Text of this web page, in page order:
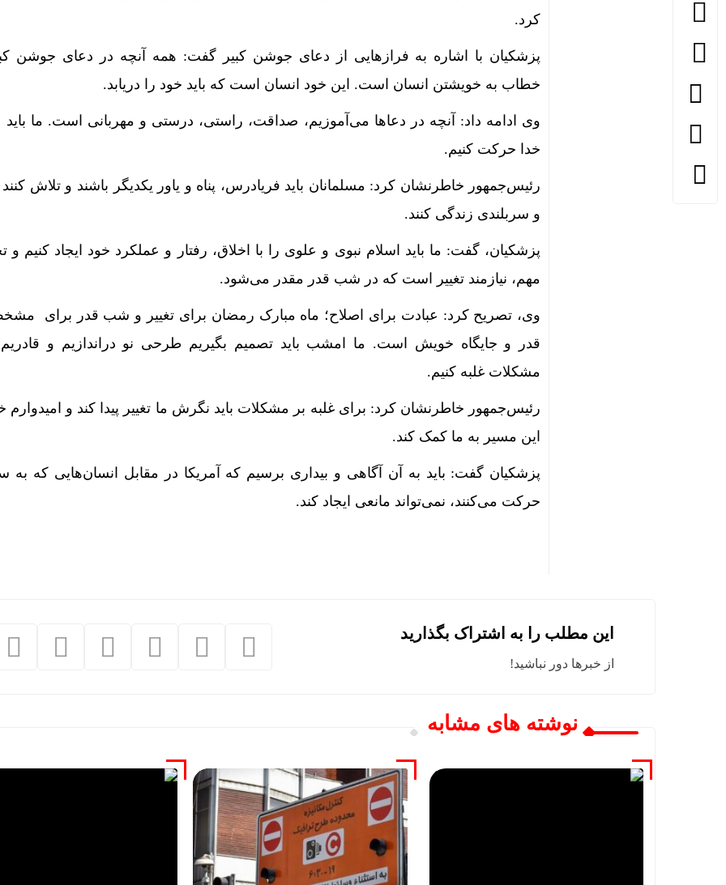
کرد.
پزشکیان با اشاره به فرازهایی از دعای جوشن کبیر گفت: همه آنچه در دعای جوشن
خطاب به خویشتن انسان است. این خود انسان است که باید خود را دریابد.
وی ادامه داد: آنچه در دعاها می‌آموزیم، صداقت، راستی، درستی و مهربانی است. ما
خدا حرکت کنیم.
رئیس‌جمهور خاطرنشان کرد: مسلمانان باید فریادرس، پناه و یاور یکدیگر باشند و تلاش
و سربلندی زندگی کنند.
پزشکیان، گفت: ما باید اسلام نبوی و علوی را با اخلاق، رفتار و عملکرد خود ایجاد کنیم و
مهم، نیازمند تغییر است که در شب قدر مقدر می‌شود.
وی، تصریح کرد: عبادت برای اصلاح؛ ماه مبارک رمضان برای تغییر و شب قدر برای
قدر و جایگاه خویش است. ما امشب باید تصمیم بگیریم طرحی نو دراندازیم و قادریم
مشکلات غلبه کنیم.
رئیس‌جمهور خاطرنشان کرد: برای غلبه بر مشکلات باید نگرش ما تغییر پیدا کند و امیدوارم
این مسیر به ما کمک کند.
پزشکیان گفت: باید به آن آگاهی و بیداری برسیم که آمریکا در مقابل انسان‌هایی که
حرکت می‌کنند، نمی‌تواند مانعی ایجاد کند.
این مطلب را به اشتراک بگذارید
از خبرها دور نباشید!
نوشته های مشابه